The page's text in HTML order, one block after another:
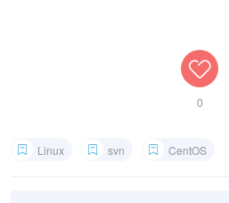
0
Linux svn CentOS